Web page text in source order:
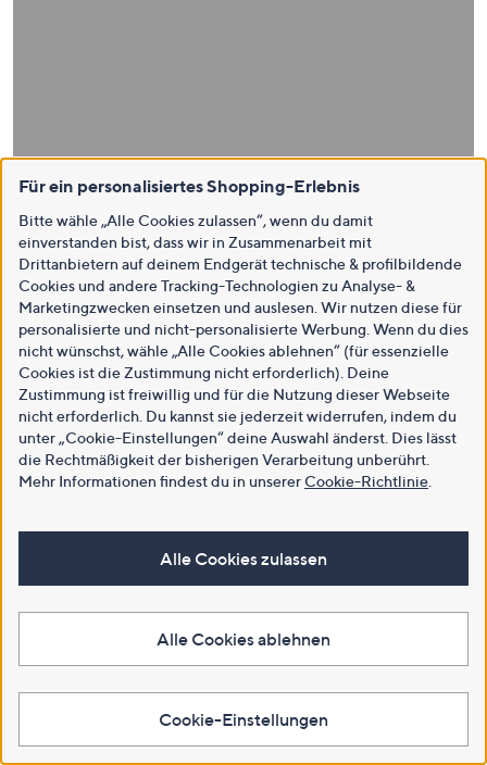
Für ein personalisiertes Shopping-Erlebnis
Bitte wähle „Alle Cookies zulassen“, wenn du damit
einverstanden bist, dass wir in Zusammenarbeit mit
Drittanbietern auf deinem Endgerät technische & profilbildende
Cookies und andere Tracking-Technologien zu Analyse- &
Marketingzwecken einsetzen und auslesen. Wir nutzen diese für
personalisierte und nicht-personalisierte Werbung. Wenn du dies
nicht wünschst, wähle „Alle Cookies ablehnen“ (für essenzielle
Cookies ist die Zustimmung nicht erforderlich). Deine
Zustimmung ist freiwillig und für die Nutzung dieser Webseite
nicht erforderlich. Du kannst sie jederzeit widerrufen, indem du
unter „Cookie-Einstellungen“ deine Auswahl änderst. Dies lässt
die Rechtmäßigkeit der bisherigen Verarbeitung unberührt.
Mehr Informationen findest du in unsererCookie-Richtlinie
Alle Cookies zulassen
Alle Cookies ablehnen
Cookie-Einstellungen